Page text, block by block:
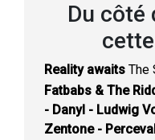
Du côté
Reality awaits The
Fatbabs & The
- Danyl - Ludwig
Zentone -